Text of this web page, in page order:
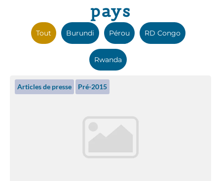
pays
Tout Burundi Pérou RD Congo
Rwanda
Articles de presse Pré-2015